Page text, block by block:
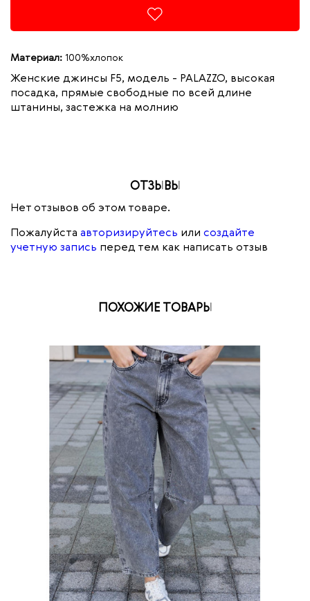
Материал: 100%хлопок
Женские джинсы F5, модель - PALAZZO, высокая
посадка, прямые свободные по всей длине
штанины, застежка на молнию
ОТЗЫВЫ
Нет отзывов об этом товаре.
Пожалуйста авторизируйтесь или создайте
учетную запись перед тем как написать отзыв
ПОХОЖИЕ ТОВАРЫ